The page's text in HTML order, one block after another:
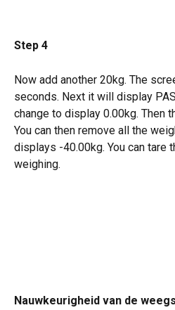
Step 4
Now add another 20kg. The
seconds. Next it will display
change to display 0.00kg. Then
You can then remove all the
displays -40.00kg. You can tare
weighing.
Nauwkeurigheid van de